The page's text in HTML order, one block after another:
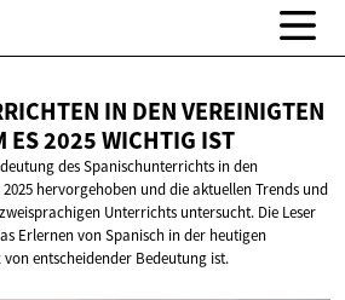
IN DEN VEREINIGTEN
ES 2025WICHTIG IST
des Spanischunterrichts in den
hervorgehoben und die aktuellen Trends und
Unterrichts untersucht. Die Leser
Erlernen von Spanisch in der heutigen
entscheidender Bedeutung ist.